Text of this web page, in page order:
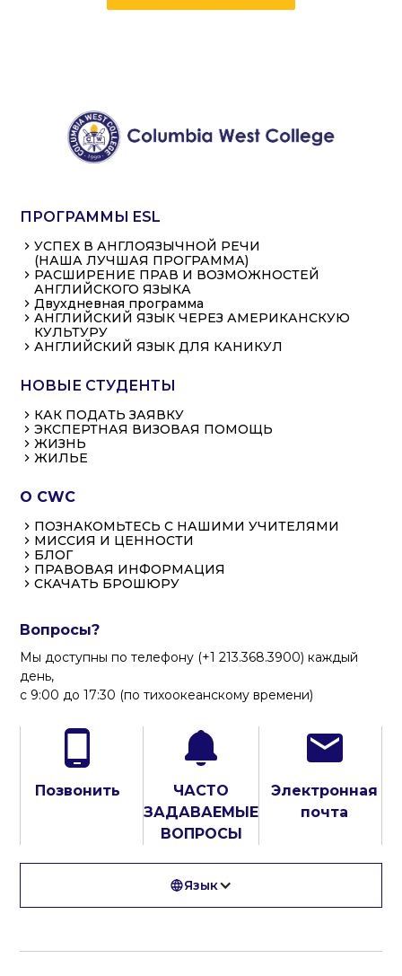
ПРОГРАММЫ ESL
УСПЕХ В АНГЛОЯЗЫЧНОЙ РЕЧИ
(НАША ЛУЧШАЯ ПРОГРАММА)
РАСШИРЕНИЕ ПРАВ И ВОЗМОЖНОСТЕЙ
АНГЛИЙСКОГО ЯЗЫКА
Двухдневная программа
АНГЛИЙСКИЙ ЯЗЫК ЧЕРЕЗ АМЕРИКАНСКУЮ
КУЛЬТУРУ
АНГЛИЙСКИЙ ЯЗЫК ДЛЯ КАНИКУЛ
НОВЫЕ СТУДЕНТЫ
КАК ПОДАТЬ ЗАЯВКУ
ЭКСПЕРТНАЯ ВИЗОВАЯ ПОМОЩЬ
ЖИЗНЬ
ЖИЛЬЕ
О CWC
ПОЗНАКОМЬТЕСЬ С НАШИМИ УЧИТЕЛЯМИ
МИССИЯ И ЦЕННОСТИ
БЛОГ
ПРАВОВАЯ ИНФОРМАЦИЯ
СКАЧАТЬ БРОШЮРУ
Вопросы?
Мы доступны по телефону (+1 213.368.3900) каждый
день,
с 9:00 до 17:30 (по тихоокеанскому времени)
Позвонить
ЧАСТО
ЗАДАВАЕМЫЕ
ВОПРОСЫ
Электронная
почта
Язык